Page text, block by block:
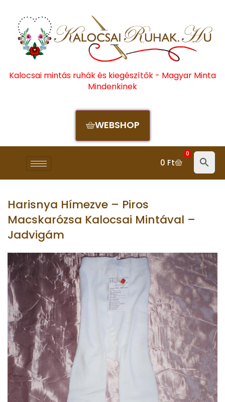
Kalocsai mintás ruhák és kiegészítők - Magyar Minta
Mindenkinek
WEBSHOP
0 Ft
0
Harisnya Hímezve – Piros
Macskarózsa Kalocsai Mintával –
Jadvigám